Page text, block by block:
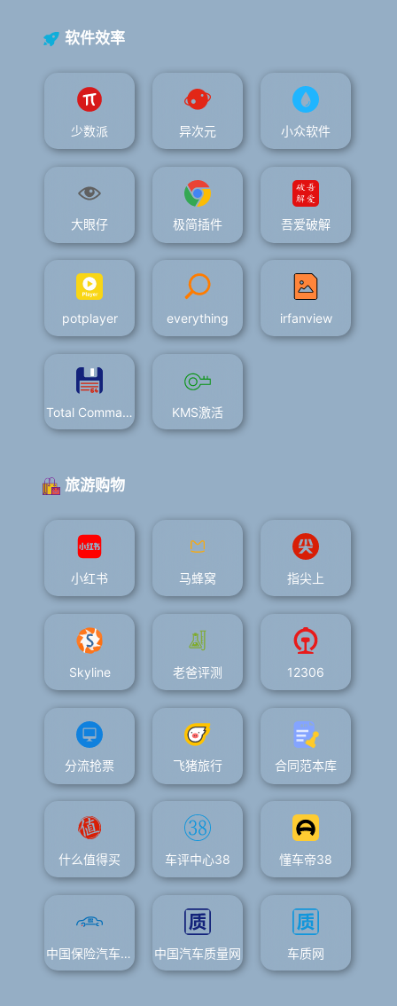
软件效率
少数派 异次元 小众软件
大眼仔 极简插件 吾爱破解
potplayer everything irfanview
Total Commander-文件资源管理器工具 KMS激活
旅游购物
小红书 马蜂窝 指尖上
Skyline 老爸评测 12306
分流抢票 飞猪旅行 合同范本库
什么值得买 车评中心38 懂车帝38
中国保险汽车安全指数 中国汽车质量网 车质网